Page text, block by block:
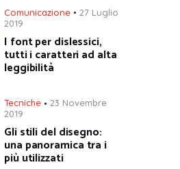
Comunicazione
27 Luglio
2019
I font per dislessici,
tutti i caratteri ad alta
leggibilità
Tecniche
23 Novembre
2019
Gli stili del disegno:
una panoramica tra i
più utilizzati